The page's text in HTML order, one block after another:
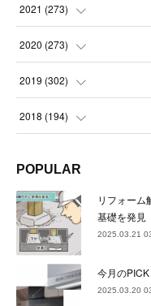
(23
(22
(24)
22)
(22)
(22)
(23
(23
(21
(23 )
(24
(21
(24)
(23
(23
(22
(23
(22 )
(23
(23
(22)
2021 (273)
(24
(23
(22
(23)
(23
(22)
2020 (273)
(24
(22
(22)
(24
(24)
2019 (302)
(23
(22)
(21)
(27)
2018 (194)
(17)
(32)
(36)
POPULAR
リフォーム
基礎を発見
2025.03.21
今月の
2025.03.20